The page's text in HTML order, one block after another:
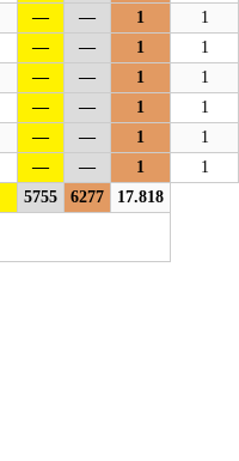
— — 1
1
— — 1
1
— — 1
1
— — 1
1
— — 1
1
— — 1
1
5755 6277
17.818